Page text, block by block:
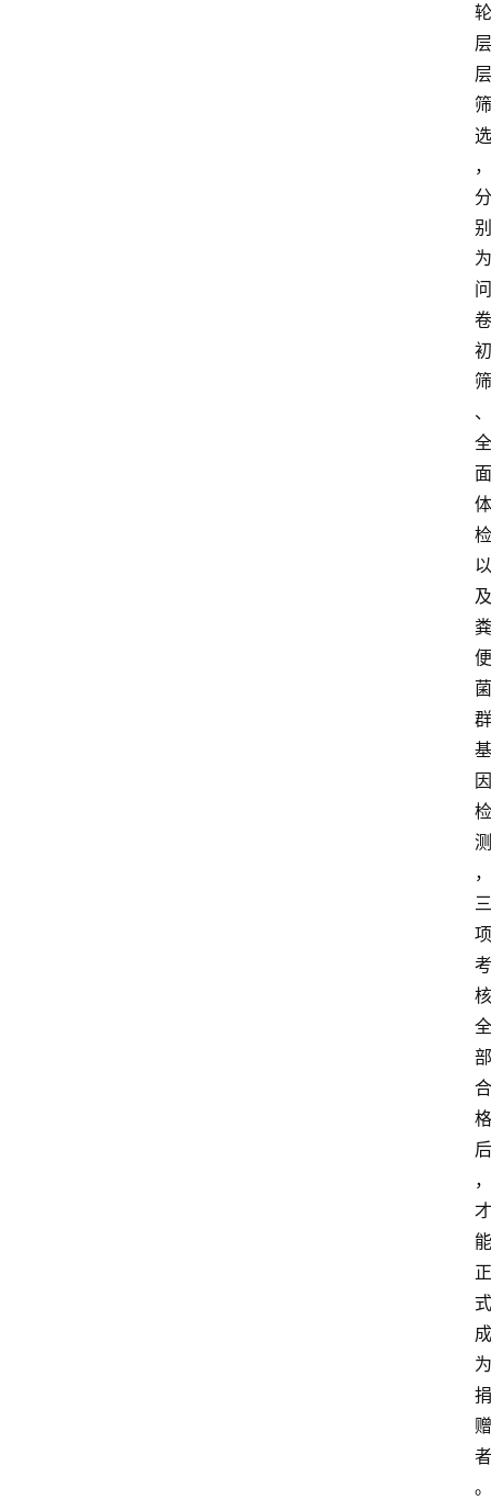
轮
层
层
筛
选
，
分
别
为
问
卷
初
筛
、
全
面
体
检
以
及
粪
便
菌
群
基
因
检
测
，
三
项
考
核
全
部
合
格
后
，
才
能
正
式
成
为
捐
赠
者
。